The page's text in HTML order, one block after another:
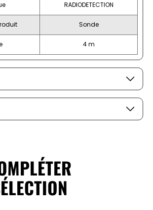
RADIODETECTION
Sonde
4 m